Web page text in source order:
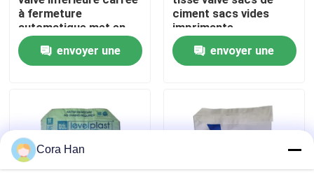
Nouvelles
Sacs de empaquetage de ciment
Pp cimentent des sacs
à fermeture
automatique met en
sac 20 kilogrammes
25 kilogrammes 40
kilogrammes 50
envoyer une
ciment sacs vides
imprimante
industrielle
envoyer une
Cora Han